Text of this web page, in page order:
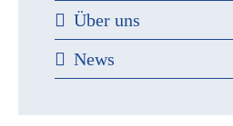
Über uns
News